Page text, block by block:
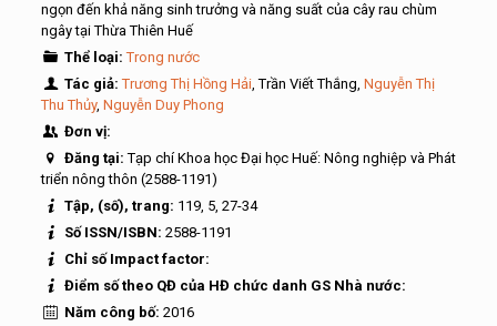
ngọn đến khả năng sinh trưởng và năng suất của cây rau chùm
ngây tại Thừa Thiên Huế
Thể loại:Trong nước
Tác giả:Trương Thị Hồng Hải, Trần Viết Thắng, Nguyễn Thị
Thu Thủy, Nguyễn Duy Phong
Đơn vị:
Đăng tại:Tạp chí Khoa học Đại học Huế: Nông nghiệp và Phát
triển nông thôn (2588-1191)
Tập, (số), trang: 119, 5, 27-34
Số ISSN/ISBN: 2588-1191
Chỉ số Impact factor:
Điểm số theo QĐ của HĐ chức danh GS Nhà nước:
Năm công bố: 2016